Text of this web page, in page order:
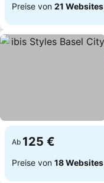
Preise von 21 Websites
Ab 125 €
Preise von 18 Websites